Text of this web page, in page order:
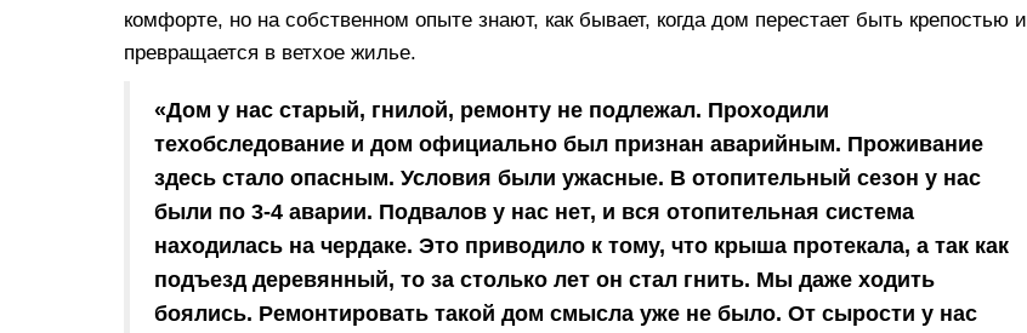
комфорте, но на собственном опыте знают, как бывает, когда дом перестает быть крепостью и
превращается в ветхое жилье.
«Дом у нас старый, гнилой, ремонту не подлежал. Проходили
техобследование и дом официально был признан аварийным. Проживание
здесь стало опасным. Условия были ужасные. В отопительный сезон у нас
были по 3-4 аварии. Подвалов у нас нет, и вся отопительная система
находилась на чердаке. Это приводило к тому, что крыша протекала, а так как
подъезд деревянный, то за столько лет он стал гнить. Мы даже ходить
боялись. Ремонтировать такой дом смысла уже не было. От сырости у нас